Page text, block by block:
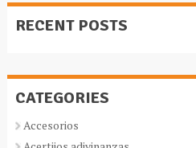
RECENT POSTS
CATEGORIES
Accesorios